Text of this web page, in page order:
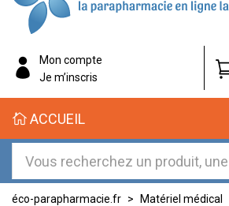
éco-
parapharmacie.fr
éco-
parapharmacie.fr
Mon compte
Je m’inscris
ACCUEIL
éco-parapharmacie.fr Matériel médical